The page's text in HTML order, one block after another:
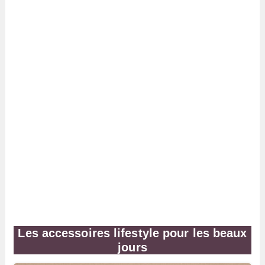
Les accessoires lifestyle pour les beaux
jours